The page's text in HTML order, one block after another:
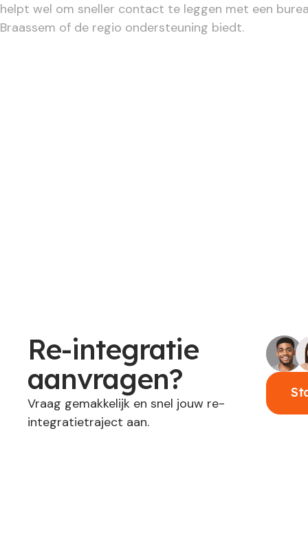
helpt wel om sneller contact te leggen met een
Braassem of de regio ondersteuning biedt.
Re-integratie
aanvragen?
Vraag gemakkelijk en snel jouw re-
integratietraject aan.